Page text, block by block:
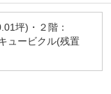
坪)・２階：
ービクル(残置